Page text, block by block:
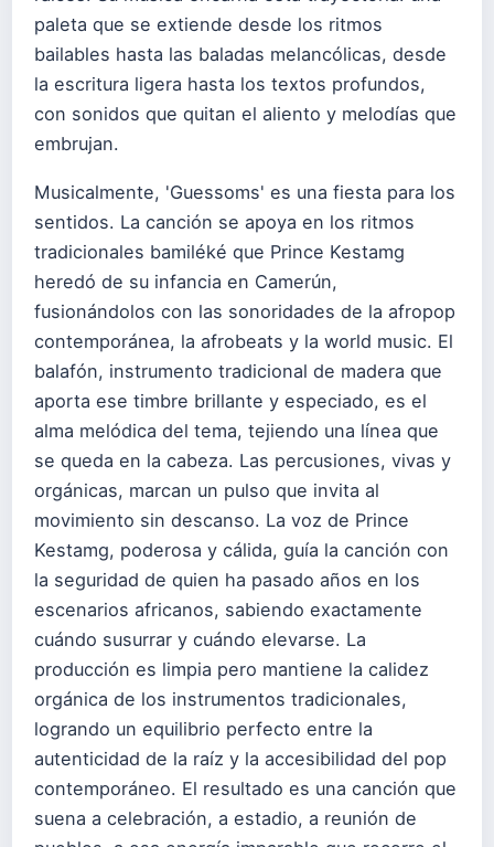
paleta que se extiende desde los ritmos
bailables hasta las baladas melancólicas, desde
la escritura ligera hasta los textos profundos,
con sonidos que quitan el aliento y melodías que
embrujan.
Musicalmente, 'Guessoms' es una fiesta para los
sentidos. La canción se apoya en los ritmos
tradicionales bamiléké que Prince Kestamg
heredó de su infancia en Camerún,
fusionándolos con las sonoridades de la afropop
contemporánea, la afrobeats y la world music. El
balafón, instrumento tradicional de madera que
aporta ese timbre brillante y especiado, es el
alma melódica del tema, tejiendo una línea que
se queda en la cabeza. Las percusiones, vivas y
orgánicas, marcan un pulso que invita al
movimiento sin descanso. La voz de Prince
Kestamg, poderosa y cálida, guía la canción con
la seguridad de quien ha pasado años en los
escenarios africanos, sabiendo exactamente
cuándo susurrar y cuándo elevarse. La
producción es limpia pero mantiene la calidez
orgánica de los instrumentos tradicionales,
logrando un equilibrio perfecto entre la
autenticidad de la raíz y la accesibilidad del pop
contemporáneo. El resultado es una canción que
suena a celebración, a estadio, a reunión de